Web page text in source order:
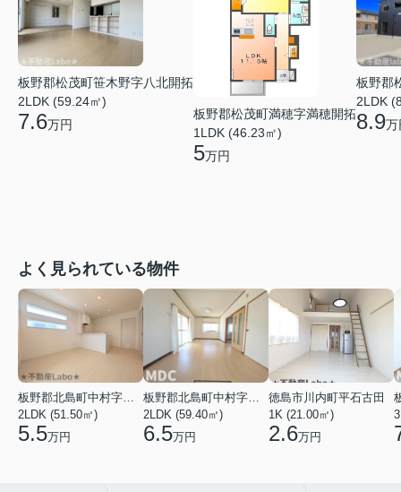
板野郡松茂町笹木野字八北開拓
2LDK (59.24㎡)
7.6万円
板野郡松茂町満穂字満穂開拓
1LDK (46.23㎡)
5万円
板野郡
2LDK
8.9万
よく見られている物件
2LDK (51.50㎡)
5.5万円
2LDK (59.40㎡)
6.5万円
徳島市川内町平石古田
1K (21.00㎡)
2.6万円